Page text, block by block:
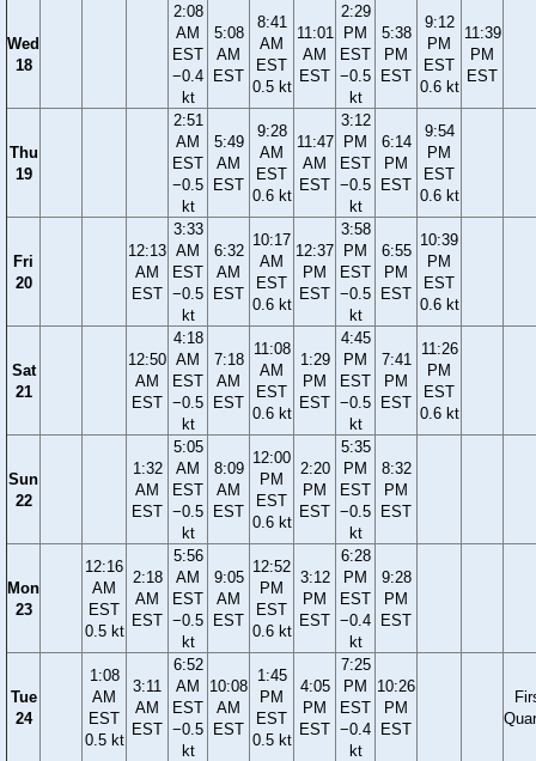
Wed
18
2:08
AM
EST
−0.4
kt
5:08
AM
EST
8:41
AM
EST
0.5 kt
11:01
AM
EST
2:29
PM
EST
−0.5
kt
5:38
PM
EST
9:12
PM
EST
0.6 kt
11:39
PM
EST
Thu
19
2:51
AM
EST
−0.5
kt
5:49
AM
EST
9:28
AM
EST
0.6 kt
11:47
AM
EST
3:12
PM
EST
−0.5
kt
6:14
PM
EST
9:54
PM
EST
0.6 kt
Fri
20
12:13
AM
EST
3:33
AM
EST
−0.5
kt
6:32
AM
EST
10:17
AM
EST
0.6 kt
12:37
PM
EST
3:58
PM
EST
−0.5
kt
6:55
PM
EST
10:39
PM
EST
0.6 kt
Sat
21
12:50
AM
EST
4:18
AM
EST
−0.5
kt
7:18
AM
EST
11:08
AM
EST
0.6 kt
1:29
PM
EST
4:45
PM
EST
−0.5
kt
7:41
PM
EST
11:26
PM
EST
0.6 kt
Sun
22
1:32
AM
EST
5:05
AM
EST
−0.5
kt
8:09
AM
EST
12:00
PM
EST
0.6 kt
2:20
PM
EST
5:35
PM
EST
−0.5
kt
8:32
PM
EST
Mon
23
12:16
AM
EST
0.5 kt
2:18
AM
EST
5:56
AM
EST
−0.5
kt
9:05
AM
EST
12:52
PM
EST
0.6 kt
3:12
PM
EST
6:28
PM
EST
−0.4
kt
9:28
PM
EST
Tue
24
1:08
AM
EST
0.5 kt
3:11
AM
EST
6:52
AM
EST
−0.5
kt
10:08
AM
EST
1:45
PM
EST
0.5 kt
4:05
PM
EST
7:25
PM
EST
−0.4
kt
10:26
PM
EST